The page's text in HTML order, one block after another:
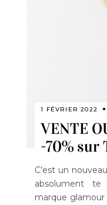
1 FÉVRIER 2022
VENTE
-70% sur
C’est un
absolument te
marque glamour